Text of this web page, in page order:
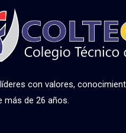
con valores,
más de 26 años.